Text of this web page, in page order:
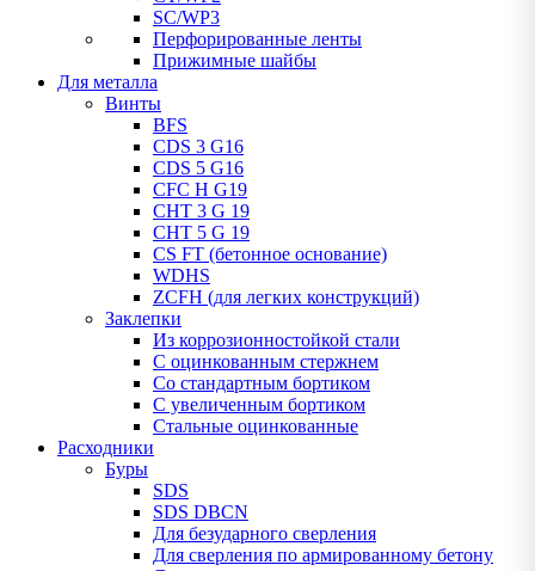
SC/WP3
Перфорированные ленты
Прижимные шайбы
Для металла
Винты
BFS
CDS 3 G16
CDS 5 G16
CFC H G19
CHT 3 G 19
CHT 5 G 19
CS FT (бетонное основание)
WDHS
ZCFH (для легких конструкций)
Заклепки
Из коррозионностойкой стали
С оцинкованным стержнем
Со стандартным бортиком
С увеличенным бортиком
Стальные оцинкованные
Расходники
Буры
SDS
SDS DBCN
Для безударного сверления
Для сверления по армированному бетону